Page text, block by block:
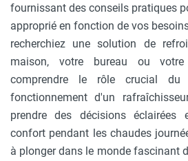
fournissant des conseils pratiques
approprié en fonction de vos
recherchiez une solution de
maison, votre bureau ou votre
comprendre le rôle crucial
fonctionnement d'un
prendre des décisions
confort pendant les chaudes
à plonger dans le monde fascinant